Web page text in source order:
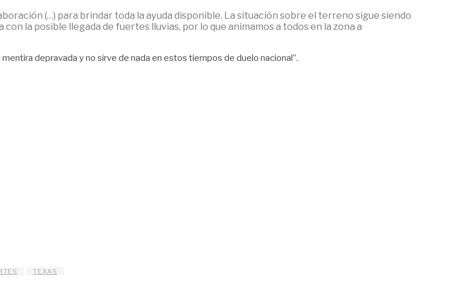
(…) para brindar toda la ayuda disponible. La situación sobre el terreno sigue siendo
la posible llegada de fuertes lluvias, por lo que animamos a todos en la zona a
depravada y no sirve de nada en estos tiempos de duelo nacional”.
TEXAS